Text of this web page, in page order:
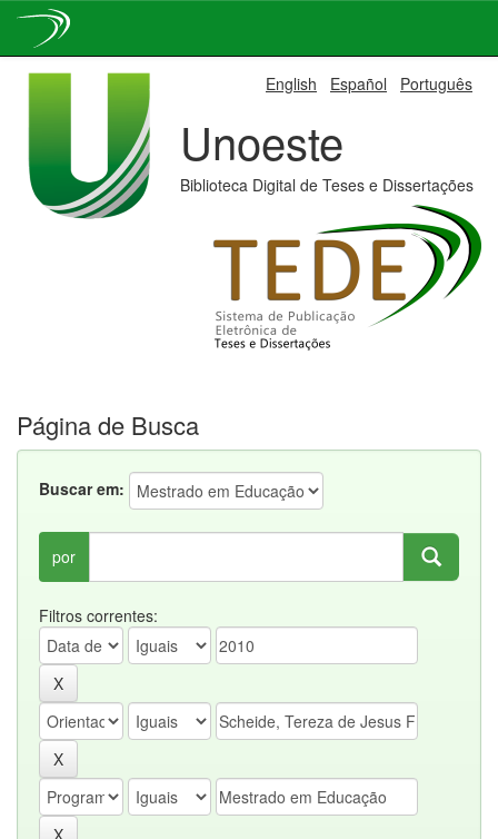
English Español Português
Unoeste
Biblioteca Digital de Teses e Dissertações
Página de Busca
Buscar em:
por
Filtros correntes: